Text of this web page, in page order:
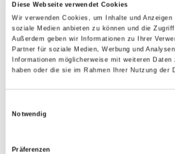
Diese Webseite verwendet Cookies
Wir verwenden Cookies, um Inhalte und
soziale Medien anbieten zu können und die
Außerdem geben wir Informationen zu Ihrer
Partner für soziale Medien, Werbung und
Informationen möglicherweise mit weiteren
haben oder die sie im Rahmen Ihrer Nutzung der
Notwendig
Präferenzen
Verarbeitungstemp./Luftfeuchte
Arbeitstemperatur: 10 - 25 °C
Verbrauch
Ergiebigkeit: 0.8 - 1.5 m²
Gefahr